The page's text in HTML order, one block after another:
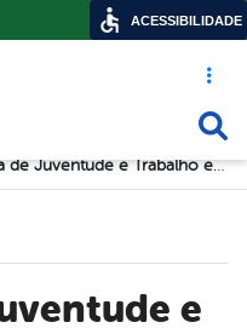
Acesso
Secretaria de Juventude e Trabalho encontra R$ 12 mil em dívidas
ACESSIBILIDADE